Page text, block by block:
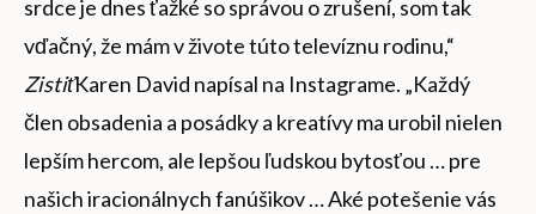
srdce je dnes ťažké so správou o zrušení, som tak
vďačný, že mám v živote túto televíznu rodinu,“
ZistiťKaren David napísal na Instagrame. „Každý
člen obsadenia a posádky a kreatívy ma urobil nielen
lepším hercom, ale lepšou ľudskou bytosťou … pre
našich iracionálnych fanúšikov … Aké potešenie vás